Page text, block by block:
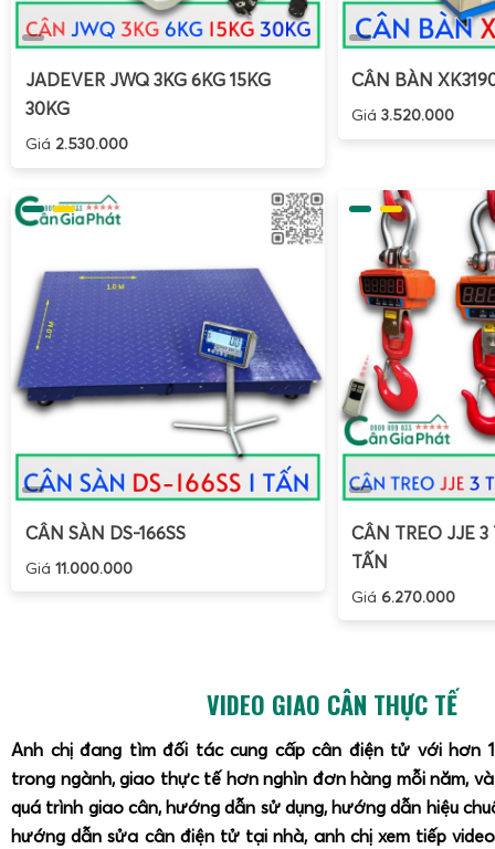
JADEVER JWQ 3KG 6KG 15KG
30KG
Giá 2.530.000
CÂN BÀN
Giá3.520.000
CÂN SÀN DS-166SS
Giá 11.000.000
CÂN TREO JJE
TẤN
Giá6.270.000
VIDEO GIAO CÂN THỰC TẾ
Anh chị đang tìm đối tác cung cấp cân điện tử với hơn
trong ngành, giao thực tế hơn nghìn đơn hàng mỗi năm,
quá trình giao cân, hướng dẫn sử dụng, hướng dẫn hiệu
hướng dẫn sửa cân điện tử tại nhà, anh chị xem tiếp